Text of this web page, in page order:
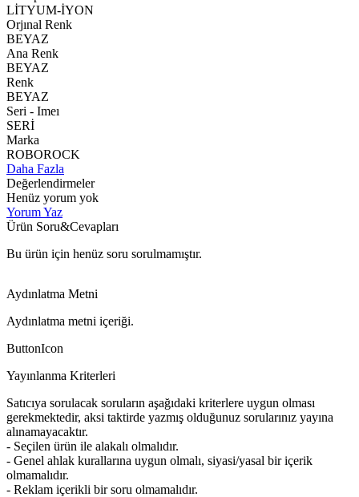
LİTYUM-İYON
Orjınal Renk
BEYAZ
Ana Renk
BEYAZ
Renk
BEYAZ
Seri - Imeı
SERİ
Marka
ROBOROCK
Daha Fazla
Değerlendirmeler
Henüz yorum yok
Yorum Yaz
Ürün Soru&Cevapları
Bu ürün için henüz soru sorulmamıştır.
Aydınlatma Metni
Aydınlatma metni içeriği.
ButtonIcon
Yayınlanma Kriterleri
Satıcıya sorulacak soruların aşağıdaki kriterlere uygun olması
gerekmektedir, aksi taktirde yazmış olduğunuz sorularınız yayına
alınamayacaktır.
- Seçilen ürün ile alakalı olmalıdır.
- Genel ahlak kurallarına uygun olmalı, siyasi/yasal bir içerik
olmamalıdır.
- Reklam içerikli bir soru olmamalıdır.